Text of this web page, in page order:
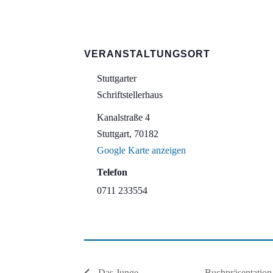
VERANSTALTUNGSORT
Stuttgarter
Schriftstellerhaus
Kanalstraße 4
Stuttgart, 70182
Google Karte anzeigen
Telefon
0711 233554